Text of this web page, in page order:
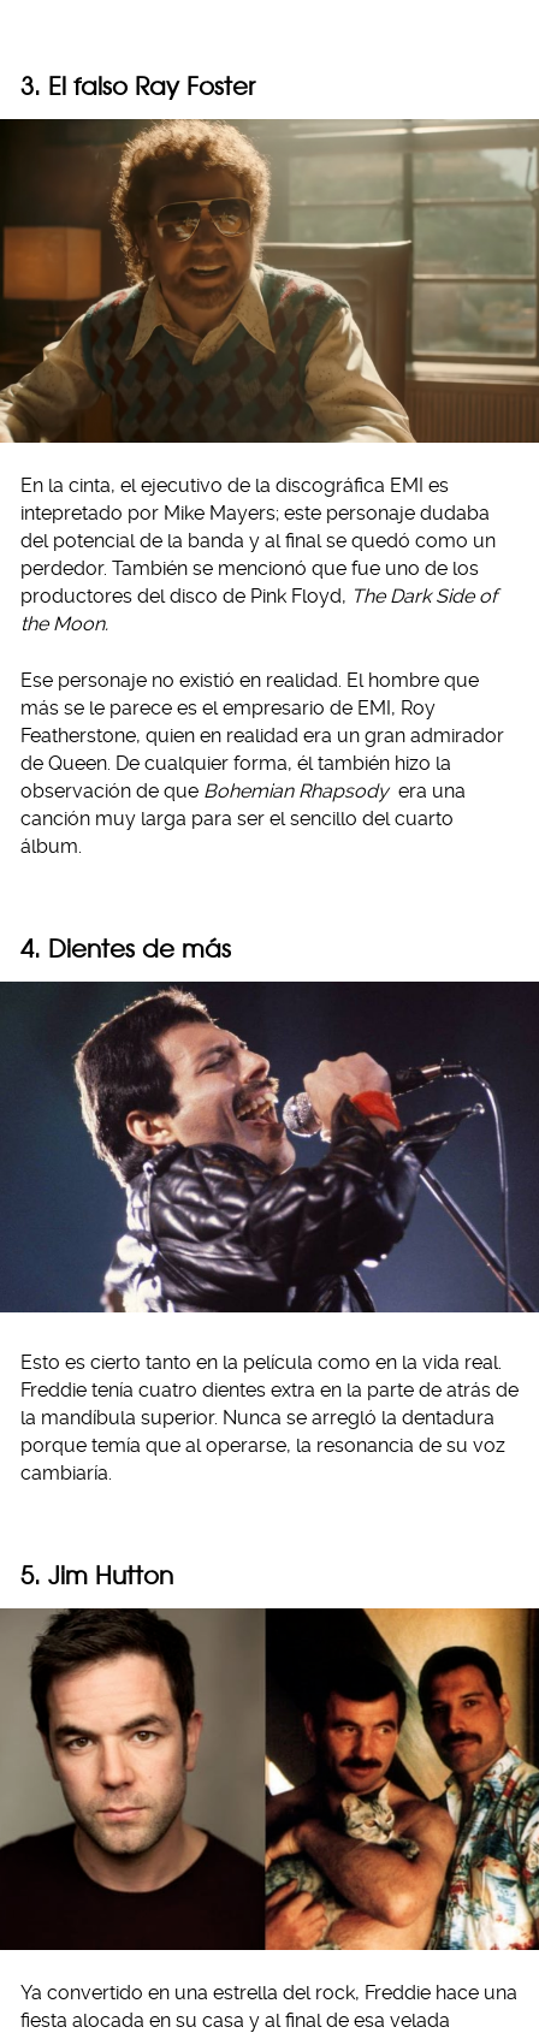
3. El falso Ray Foster
En la cinta, el ejecutivo de la discográfica EMI es
intepretado por Mike Mayers; este personaje dudaba
del potencial de la banda y al final se quedó como un
perdedor. También se mencionó que fue uno de los
productores del disco de Pink Floyd, The Dark Side of
the Moon.
Ese personaje no existió en realidad. El hombre que
más se le parece es el empresario de EMI, Roy
Featherstone, quien en realidad era un gran admirador
de Queen. De cualquier forma, él también hizo la
observación de que Bohemian Rhapsody era una
canción muy larga para ser el sencillo del cuarto
álbum.
4. Dientes de más
Esto es cierto tanto en la película como en la vida real.
Freddie tenía cuatro dientes extra en la parte de atrás de
la mandíbula superior. Nunca se arregló la dentadura
porque temía que al operarse, la resonancia de su voz
cambiaría.
5. Jim Hutton
Ya convertido en una estrella del rock, Freddie hace una
fiesta alocada en su casa y al final de esa velada